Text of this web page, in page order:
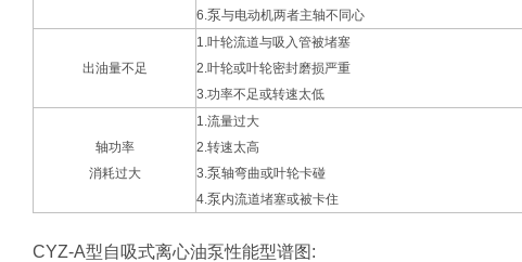
6.泵与电动机两者主轴不同心
出油量不足
1.叶轮流道与吸入管被堵塞
2.叶轮或叶轮密封磨损严重
3.功率不足或转速太低
轴功率
消耗过大
1.流量过大
2.转速太高
3.泵轴弯曲或叶轮卡碰
4.泵内流道堵塞或被卡住
CYZ-A型自吸式离心油泵性能型谱图: